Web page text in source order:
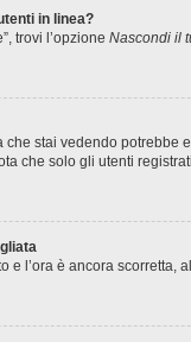
in linea?
trovi l’opzione Nascondi il
che stai vedendo
che solo gli utenti
e l’ora è ancora